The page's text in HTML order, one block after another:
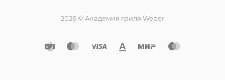
2026 © Академия гриля Weber